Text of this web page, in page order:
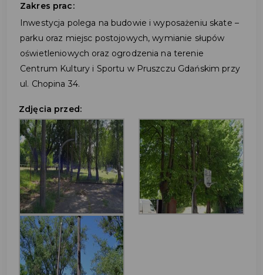
Zakres prac:
Inwestycja polega na budowie i wyposażeniu skate –
parku oraz miejsc postojowych, wymianie słupów
oświetleniowych oraz ogrodzenia na terenie
Centrum Kultury i Sportu w Pruszczu Gdańskim przy
ul. Chopina 34.
Zdjęcia przed: